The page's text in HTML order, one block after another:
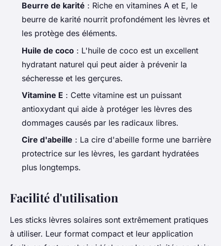
Beurre de karité : Riche en vitamines A et E, le
beurre de karité nourrit profondément les lèvres et
les protège des éléments.
Huile de coco : L'huile de coco est un excellent
hydratant naturel qui peut aider à prévenir la
sécheresse et les gerçures.
Vitamine E : Cette vitamine est un puissant
antioxydant qui aide à protéger les lèvres des
dommages causés par les radicaux libres.
Cire d'abeille : La cire d'abeille forme une barrière
protectrice sur les lèvres, les gardant hydratées
plus longtemps.
Facilité d'utilisation
Les sticks lèvres solaires sont extrêmement pratiques
à utiliser. Leur format compact et leur application